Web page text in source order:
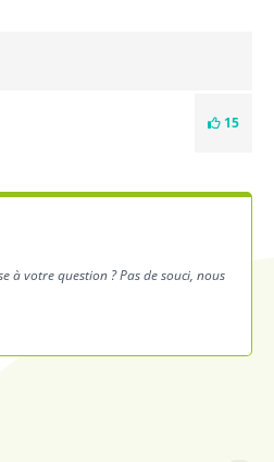
15
à votre question ? Pas de souci, nous